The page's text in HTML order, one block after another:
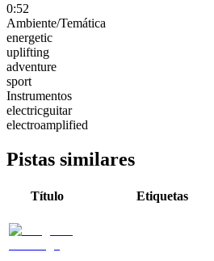
0:52
Ambiente/Temática
energetic
uplifting
adventure
sport
Instrumentos
electricguitar
electroamplified
Pistas similares
Título Etiquetas